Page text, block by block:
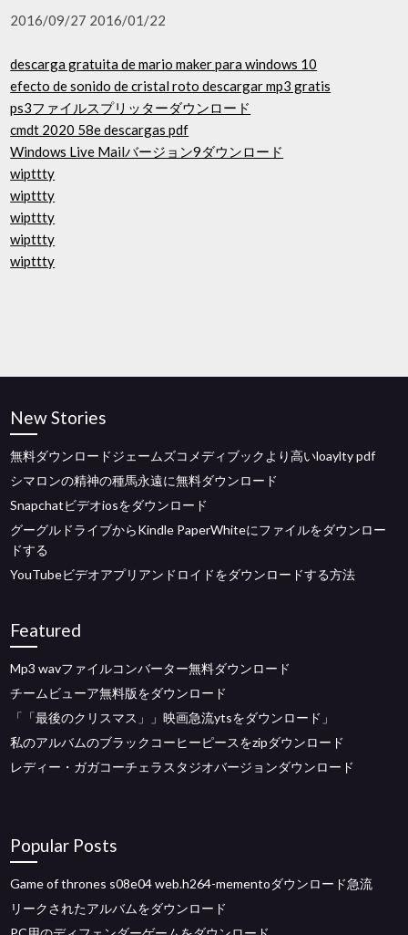
2016/09/27 2016/01/22
descarga gratuita de mario maker para windows 10
efecto de sonido de cristal roto descargar mp3 gratis
ps3ファイルスプリッターダウンロード
cmdt 2020 58e descargas pdf
Windows Live Mailバージョン9ダウンロード
wipttty
wipttty
wipttty
wipttty
wipttty
New Stories
無料ダウンロードジェームズコメディブックより高いloaylty pdf
シマロンの精神の種馬永遠に無料ダウンロード
Snapchatビデオiosをダウンロード
グーグルドライブからKindle PaperWhiteにファイルをダウンロー
ドする
YouTubeビデオアプリアンドロイドをダウンロードする方法
Featured
Mp3 wavファイルコンバーター無料ダウンロード
チームビューア無料版をダウンロード
「「最後のクリスマス」」映画急流ytsをダウンロード」
私のアルバムのブラックコーヒーピースをzipダウンロード
レディー・ガガコーチェラスタジオバージョンダウンロード
Popular Posts
Game of thrones s08e04 web.h264-mementoダウンロード急流
リークされたアルバムをダウンロード